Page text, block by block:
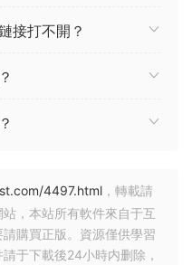
接打不開？
4497.html ，轉載請
，本站所有軟件來自于互
購買正版。資源僅供學習
于下載後24小時内删除，